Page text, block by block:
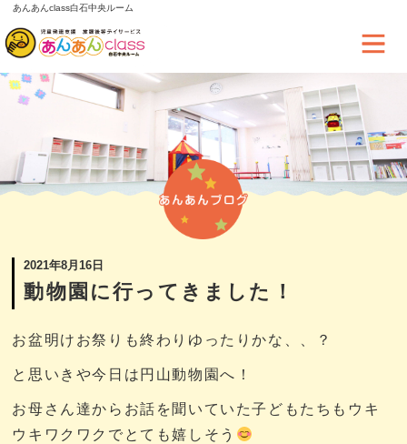
あんあんclass白石中央ルーム
2021年8月16日
動物園に行ってきました！
お盆明けお祭りも終わりゆったりかな、、？
と思いきや今日は円山動物園へ！
お母さん達からお話を聞いていた子どもたちもウキ
ウキワクワクでとても嬉しそう